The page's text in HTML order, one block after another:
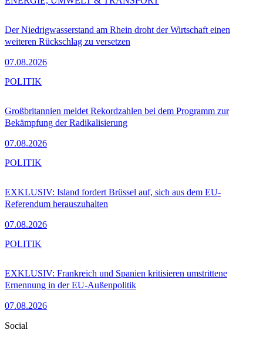
Der Niedrigwasserstand am Rhein droht der Wirtschaft einen
weiteren Rückschlag zu versetzen
07.08.2026
Großbritannien meldet Rekordzahlen bei dem Programm zur
Bekämpfung der Radikalisierung
07.08.2026
POLITIK
EXKLUSIV: Island fordert Brüssel auf, sich aus dem EU-
Referendum herauszuhalten
07.08.2026
POLITIK
EXKLUSIV: Frankreich und Spanien kritisieren umstrittene
Ernennung in der EU-Außenpolitik
07.08.2026
POLITIK
Social